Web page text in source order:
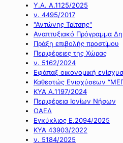
Υ.Α. Α.1125/2025
ν. 4495/2017
"Αντώνης Τρίτσης"
Αναπτυξιακό Πρόγραμμα
Πράξη επιβολής προστίμου
Περιφέρειες της Χώρας
ν. 5162/2024
Εφάπαξ οικονομική
Καθεστώς Ενισχύσεων
ΚΥΑ Α.1197/2024
Περιφέρεια Ιονίων Νήσων
ΟΑΕΔ
Εγκύκλιος Ε.2094/2025
ΚΥΑ 43903/2022
ν. 5184/2025